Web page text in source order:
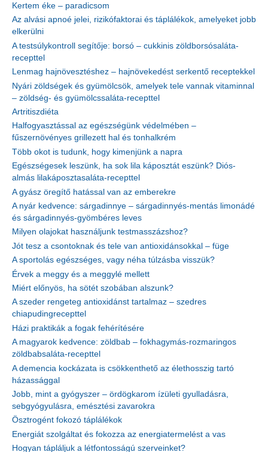
Kertem éke – paradicsom
Az alvási apnoé jelei, rizikófaktorai és táplálékok, amelyeket jobb
elkerülni
A testsúlykontroll segítője: borsó – cukkinis zöldborsósaláta-
recepttel
Lenmag hajnövesztéshez – hajnövekedést serkentő receptekkel
Nyári zöldségek és gyümölcsök, amelyek tele vannak vitaminnal
– zöldség- és gyümölcssaláta-recepttel
Artritiszdiéta
Halfogyasztással az egészségünk védelmében –
fűszernövényes grillezett hal és tonhalkrém
Több okot is tudunk, hogy kimenjünk a napra
Egészségesek leszünk, ha sok lila káposztát eszünk? Diós-
almás lilakáposztasaláta-recepttel
A gyász öregítő hatással van az emberekre
A nyár kedvence: sárgadinnye – sárgadinnyés-mentás limonádé
és sárgadinnyés-gyömbéres leves
Milyen olajokat használjunk testmasszázshoz?
Jót tesz a csontoknak és tele van antioxidánsokkal – füge
A sportolás egészséges, vagy néha túlzásba visszük?
Érvek a meggy és a meggylé mellett
Miért előnyös, ha sötét szobában alszunk?
A szeder rengeteg antioxidánst tartalmaz – szedres
chiapudingrecepttel
Házi praktikák a fogak fehérítésére
A magyarok kedvence: zöldbab – fokhagymás-rozmaringos
zöldbabsaláta-recepttel
A demencia kockázata is csökkenthető az élethosszig tartó
házassággal
Jobb, mint a gyógyszer – ördögkarom ízületi gyulladásra,
sebgyógyulásra, emésztési zavarokra
Ösztrogént fokozó táplálékok
Energiát szolgáltat és fokozza az energiatermelést a vas
Hogyan tápláljuk a létfontosságú szerveinket?